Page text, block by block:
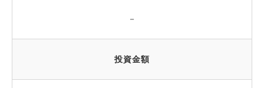
－
投資金額